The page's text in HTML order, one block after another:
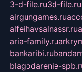
3-d-file.ru3d-file.ru
airgungames.ru
alfeihavsalnassr.ru
aria-family.ru
bankaribi.ru
blagodarenie-